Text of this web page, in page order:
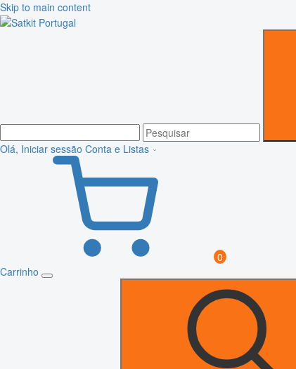
Skip to main content
Olá, Iniciar sessão Conta e Listas
0
Carrinho